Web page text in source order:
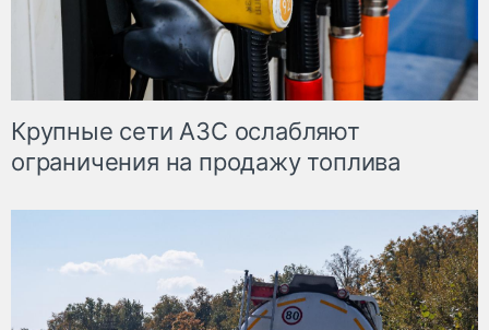
Крупные сети АЗС ослабляют
ограничения на продажу топлива